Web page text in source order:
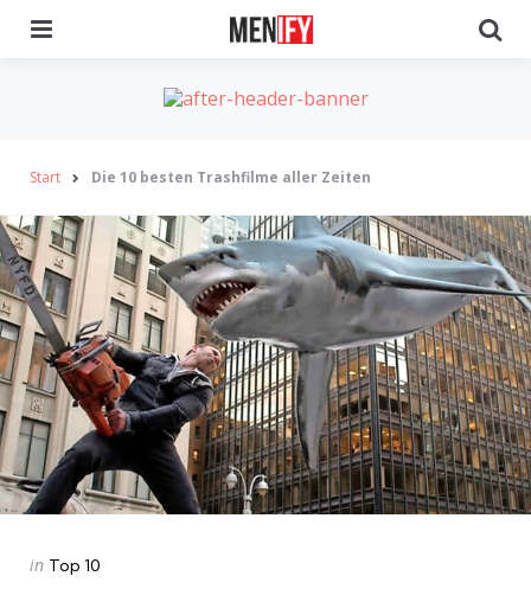
Start Die 10 besten Trashfilme aller Zeiten
Categories
Posted
in Top 10